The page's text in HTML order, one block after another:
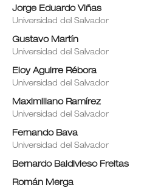
Jorge Eduardo Viñas
Universidad del Salvador
Gustavo Martín
Universidad del Salvador
Eloy Aguirre Rébora
Universidad del Salvador
Maximiliano Ramírez
Universidad del Salvador
Fernando Bava
Universidad del Salvador
Bernardo Baldivieso Freitas
Román Merga